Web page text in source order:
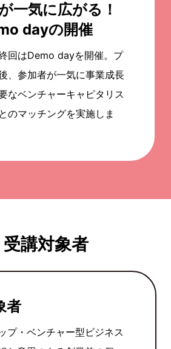
一気に広がる！
dayの開催
回はDemo dayを開催。プ
、参加者が一気に事業成長
なベンチャーキャピタリス
のマッチングを実施しま
受講対象者
者
プ・ベンチャー型ビジネス